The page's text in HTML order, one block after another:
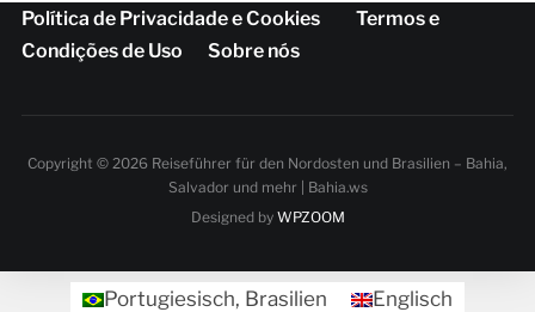
Política de Privacidade e Cookies
Termos e
Condições de Uso
Sobre nós
Copyright © 2026 Reiseführer für den Nordosten und Brasilien – Bahia,
Salvador und mehr | Bahia.ws
Designed by WPZOOM
Portugiesisch, Brasilien Englisch